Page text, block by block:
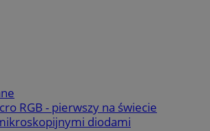
RGB - pierwszy na świecie
diodami